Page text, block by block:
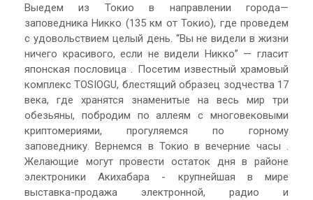
Выедем из Токио в направлении города—
заповедника Никко (135 км от Токио), где проведем
с удовольствием целый день. “Вы не видели в жизни
ничего красивого, если не видели Никко” — гласит
японская пословица . Посетим известный храмовый
комплекс TOSIOGU, блестящий образец зодчества 17
века, где хранятся знаменитые на весь мир три
обезьяны, побродим по аллеям с многовековыми
криптомериями, прогуляемся по горному
заповеднику. Вернемся в Токио в вечерние часы .
Желающие могут провести остаток дня в районе
электроники Акихабара - крупнейшая в мире
выставка-продажа электронной, радио и